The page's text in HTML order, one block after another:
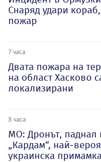
Снаряд удари
пожар
7 часа
Двата пожара на
на област Хасково
локализирани
8 часа
МО: Дронът, паднал
„Кардам“, най-
украинска